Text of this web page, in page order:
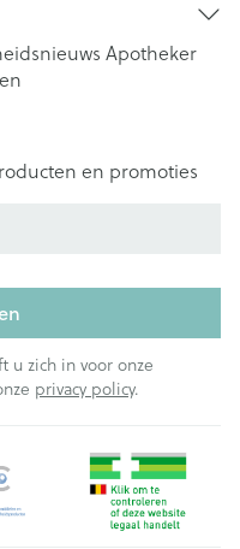
Apotheker
en promoties
u zich in voor onze
privacy policy.